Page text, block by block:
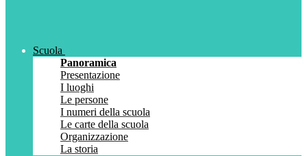
Scuola
Panoramica
Presentazione
I luoghi
Le persone
I numeri della scuola
Le carte della scuola
Organizzazione
La storia